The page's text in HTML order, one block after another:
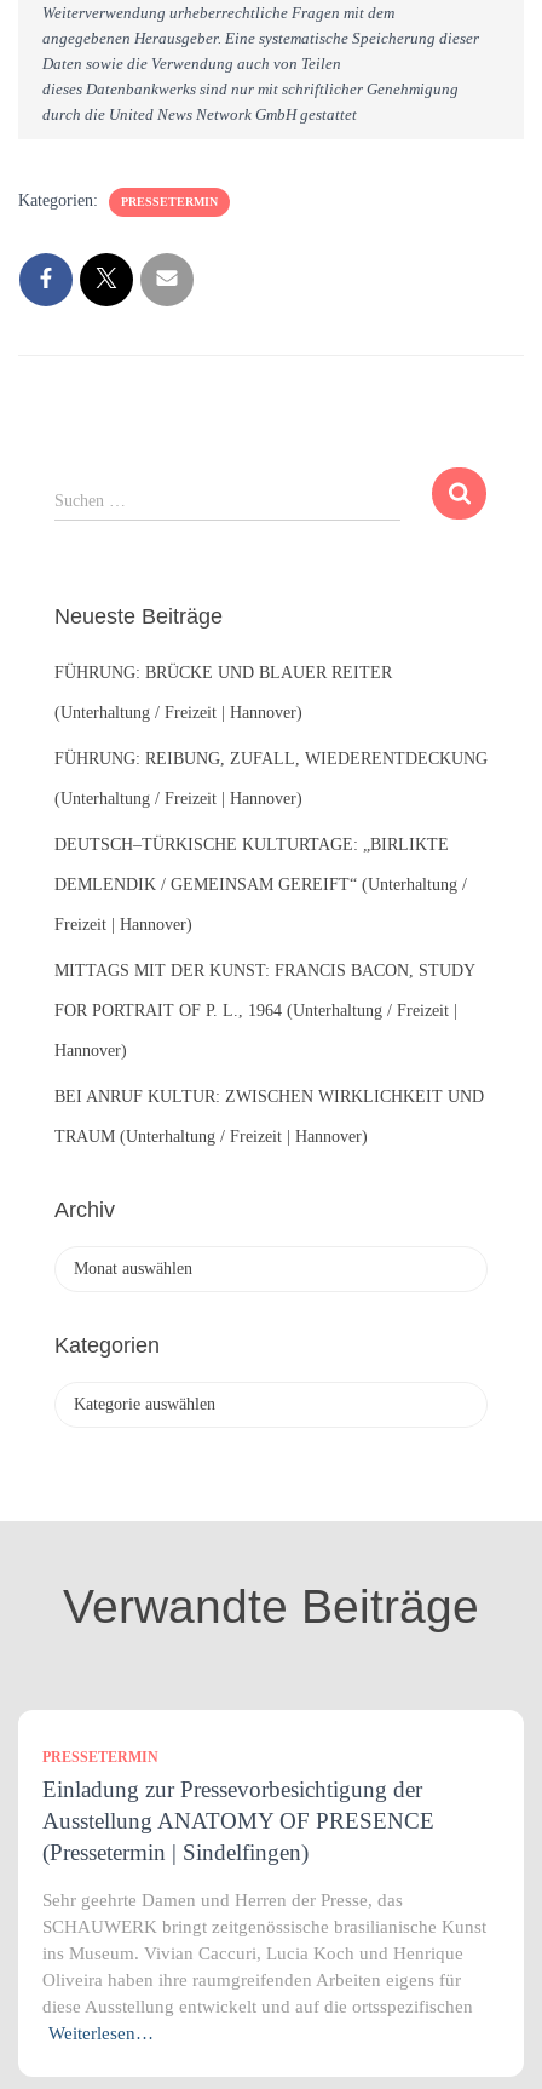
Weiterverwendung urheberrechtliche Fragen mit dem
angegebenen Herausgeber. Eine systematische Speicherung dieser
Daten sowie die Verwendung auch von Teilen
dieses Datenbankwerks sind nur mit schriftlicher Genehmigung
durch die United News Network GmbH gestattet
Kategorien: PRESSETERMIN
S
u
n
a
c
:
Suchen …
Neueste Beiträge
FÜHRUNG: BRÜCKE UND BLAUER REITER
(Unterhaltung / Freizeit | Hannover)
FÜHRUNG: REIBUNG, ZUFALL, WIEDERENTDECKUNG
(Unterhaltung / Freizeit | Hannover)
DEUTSCH–TÜRKISCHE KULTURTAGE: „BIRLIKTE
DEMLENDIK / GEMEINSAM GEREIFT“ (Unterhaltung /
Freizeit | Hannover)
MITTAGS MIT DER KUNST: FRANCIS BACON, STUDY
FOR PORTRAIT OF P. L., 1964 (Unterhaltung / Freizeit |
Hannover)
BEI ANRUF KULTUR: ZWISCHEN WIRKLICHKEIT UND
TRAUM (Unterhaltung / Freizeit | Hannover)
Archiv
h
Kategorien
o
Verwandte Beiträge
PRESSETERMIN
Einladung zur Pressevorbesichtigung der
Ausstellung ANATOMY OF PRESENCE
(Pressetermin | Sindelfingen)
Sehr geehrte Damen und Herren der Presse, das
SCHAUWERK bringt zeitgenössische brasilianische Kunst
ins Museum. Vivian Caccuri, Lucia Koch und Henrique
Oliveira haben ihre raumgreifenden Arbeiten eigens für
diese Ausstellung entwickelt und auf die ortsspezifischen
Weiterlesen…